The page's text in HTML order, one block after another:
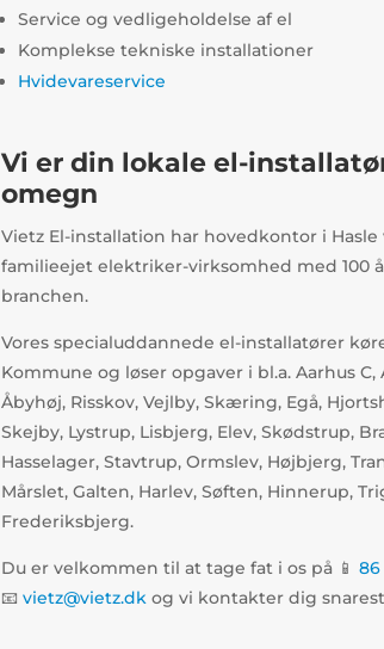
Service og vedligeholdelse af el
Komplekse tekniske installationer
Hvidevareservice
Vi er din lokale el-
omegn
Vietz El-installation har hovedkontor i Hasle
familieejet elektriker-virksomhed med 100
branchen.
Vores specialuddannede el-installatører
Kommune og løser opgaver i bl.a. Aarhus C,
Åbyhøj, Risskov, Vejlby, Skæring, Egå,
Skejby, Lystrup, Lisbjerg, Elev, Skødstrup,
Hasselager, Stavtrup, Ormslev, Højbjerg,
Mårslet, Galten, Harlev, Søften, Hinnerup,
Frederiksbjerg.
Du er velkommen til at tage fat i os på 📱 86
📧 vietz@vietz.dkog vi kontakter dig